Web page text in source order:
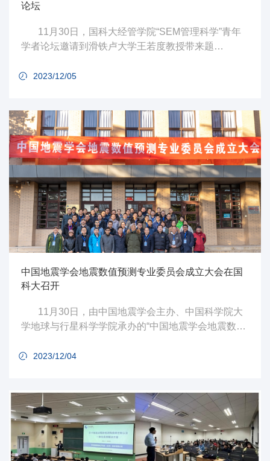
论坛
学者论坛邀请到滑铁卢大学王若度教授带来题
Robust Optimization”的学术报告。
2023/12/05
中国地震学会地震数值预测专业委员会成立大会在国
科大召开
学地球与行星科学学院承办的“中国地震学会地震数值
区人文楼一层报告厅召开，大会线上线下同时进行。
支撑单位领导到场出席参加了此次会议。地震数值预
测专业委员会主任、中国科学院计算地球动力学重点
实验室主任张怀教授主持会议。
2023/12/04